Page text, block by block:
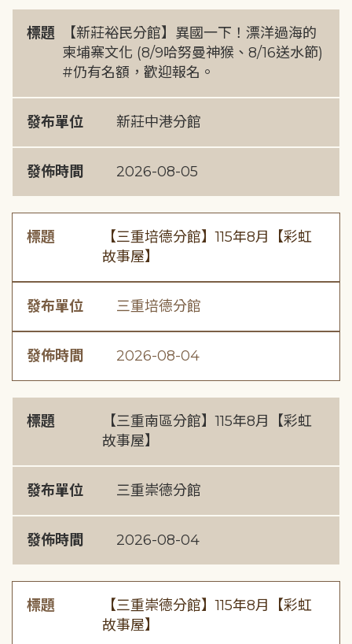
標題
【新莊裕民分館】異國一下！漂洋過海的
柬埔寨文化 (8/9哈努曼神猴、8/16送水節)
#仍有名額，歡迎報名。
發布單位 新莊中港分館
發佈時間 2026-08-05
標題
【三重培德分館】115年8月【彩虹
故事屋】
發布單位 三重培德分館
發佈時間 2026-08-04
標題
【三重南區分館】115年8月【彩虹
故事屋】
發布單位 三重崇德分館
發佈時間 2026-08-04
標題
【三重崇德分館】115年8月【彩虹
故事屋】